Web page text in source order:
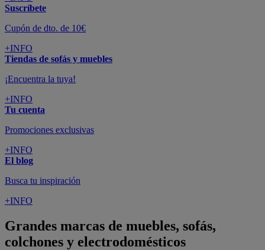
Suscríbete
Cupón de dto. de 10€
+INFO
Tiendas de sofás y muebles
¡Encuentra la tuya!
+INFO
Tu cuenta
Promociones exclusivas
+INFO
El blog
Busca tu inspiración
+INFO
Grandes marcas de muebles, sofás,
colchones y electrodomésticos